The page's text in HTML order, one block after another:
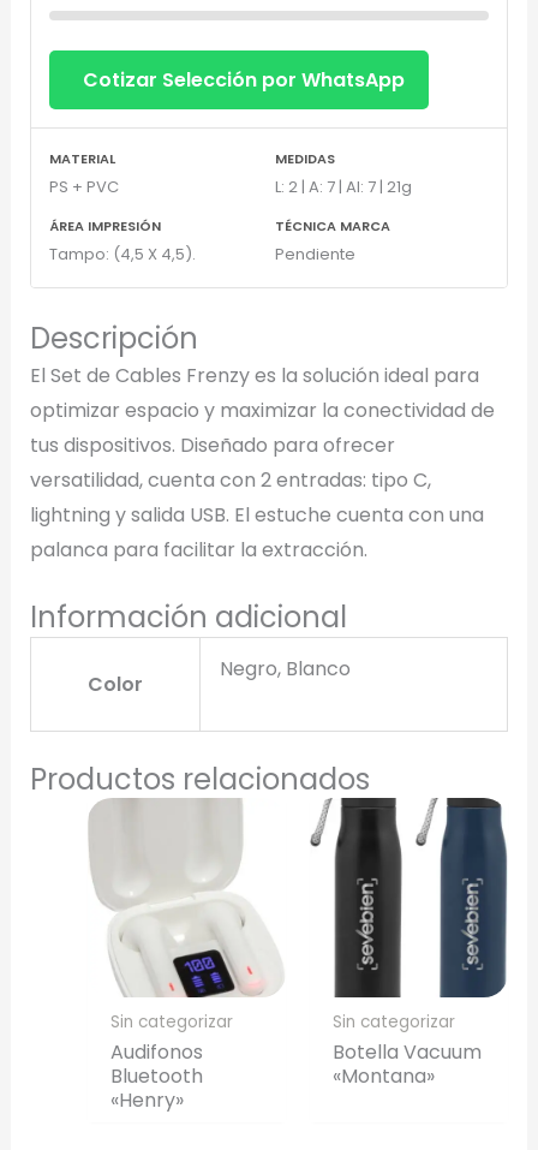
Cotizar Selección por WhatsApp
MATERIAL
PS + PVC
MEDIDAS
L: 2 | A: 7 | Al: 7 | 21g
ÁREA IMPRESIÓN
Tampo: (4,5 X 4,5).
TÉCNICA MARCA
Pendiente
Descripción
El Set de Cables Frenzy es la solución ideal para
optimizar espacio y maximizar la conectividad de
tus dispositivos. Diseñado para ofrecer
versatilidad, cuenta con 2 entradas: tipo C,
lightning y salida USB. El estuche cuenta con una
palanca para facilitar la extracción.
Información adicional
Color
Negro, Blanco
Productos relacionados
Sin categorizar
Audifonos
Bluetooth
«Henry»
Sin categorizar
Botella Vacuum
«Montana»